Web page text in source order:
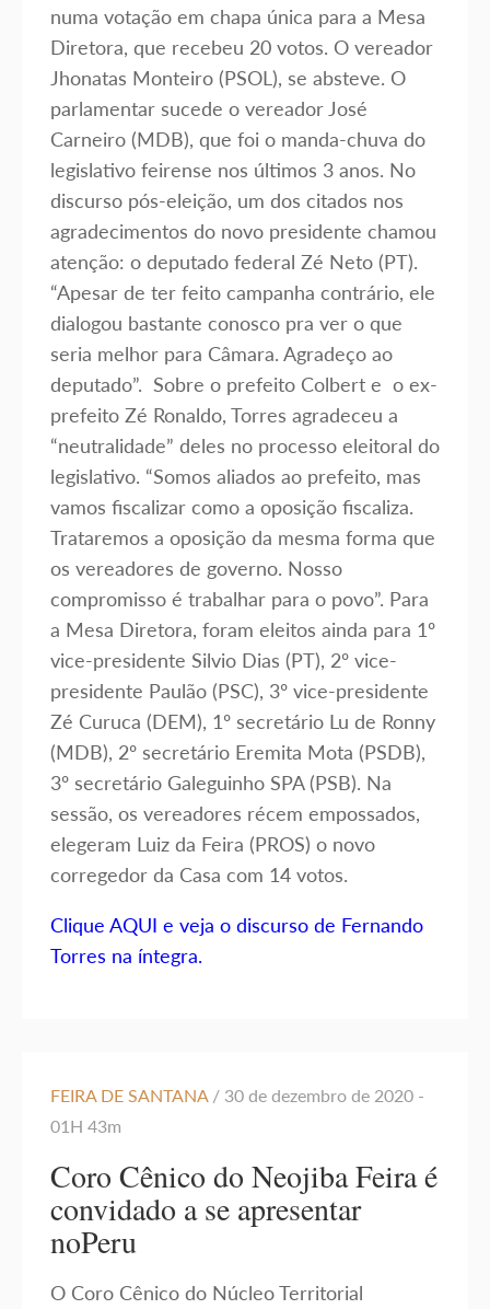
numa votação em chapa única para a Mesa
Diretora, que recebeu 20 votos. O vereador
Jhonatas Monteiro (PSOL), se absteve. O
parlamentar sucede o vereador José
Carneiro (MDB), que foi o manda-chuva do
legislativo feirense nos últimos 3 anos. No
discurso pós-eleição, um dos citados nos
agradecimentos do novo presidente chamou
atenção: o deputado federal Zé Neto (PT).
“Apesar de ter feito campanha contrário, ele
dialogou bastante conosco pra ver o que
seria melhor para Câmara. Agradeço ao
deputado”. Sobre o prefeito Colbert e o ex-
prefeito Zé Ronaldo, Torres agradeceu a
“neutralidade” deles no processo eleitoral do
legislativo. “Somos aliados ao prefeito, mas
vamos fiscalizar como a oposição fiscaliza.
Trataremos a oposição da mesma forma que
os vereadores de governo. Nosso
compromisso é trabalhar para o povo”. Para
a Mesa Diretora, foram eleitos ainda para 1º
vice-presidente Silvio Dias (PT), 2º vice-
presidente Paulão (PSC), 3º vice-presidente
Zé Curuca (DEM), 1º secretário Lu de Ronny
(MDB), 2º secretário Eremita Mota (PSDB),
3º secretário Galeguinho SPA (PSB). Na
sessão, os vereadores récem empossados,
elegeram Luiz da Feira (PROS) o novo
corregedor da Casa com 14 votos.
Clique AQUI e veja o discurso de Fernando
Torres na íntegra.
FEIRA DE SANTANA / 30 de dezembro de 2020 -
01H 43m
Coro Cênico do Neojiba Feira é
convidado a se apresentar
noPeru
O Coro Cênico do Núcleo Territorial